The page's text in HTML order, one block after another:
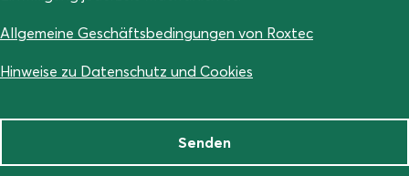
Allgemeine Geschäftsbedingungen von Roxtec
Hinweise zu Datenschutz und Cookies
Senden